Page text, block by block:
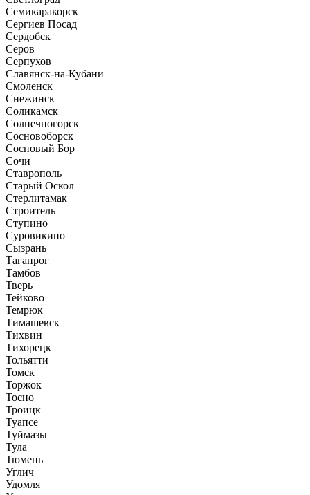
Семикаракорск
Сергиев Посад
Сердобск
Серов
Серпухов
Славянск-на-Кубани
Смоленск
Снежинск
Соликамск
Солнечногорск
Сосновоборск
Сосновый Бор
Сочи
Ставрополь
Старый Оскол
Стерлитамак
Строитель
Ступино
Суровикино
Сызрань
Таганрог
Тамбов
Тверь
Тейково
Темрюк
Тимашевск
Тихвин
Тихорецк
Тольятти
Томск
Торжок
Тосно
Троицк
Туапсе
Туймазы
Тула
Тюмень
Углич
Удомля